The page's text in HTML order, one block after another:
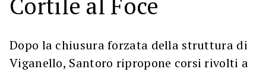
Dopo la chiusura forzata della struttura di
Viganello, Santoro ripropone corsi rivolti a